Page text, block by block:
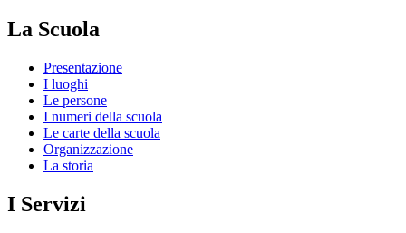
La Scuola
Presentazione
I luoghi
Le persone
I numeri della scuola
Le carte della scuola
Organizzazione
La storia
I Servizi